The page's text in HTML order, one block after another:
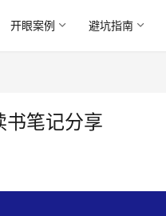
开眼案例 避坑指南
书笔记分享